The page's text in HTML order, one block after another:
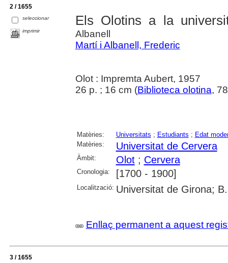
2 / 1655
seleccionar
imprimir
Els Olotins a la
Albanell
Martí i Albanell, Frederic
Olot : Impremta Aubert, 1957
26 p. ; 16 cm (Biblioteca olotina,
Matèries: Universitats ; Estudiants ; Edat
Matèries:
Universitat de Cervera
Àmbit: Olot; Cervera
Cronologia: [1700 - 1900]
Localització: Universitat de Girona;
Enllaç permanent a aquest
3 / 1655